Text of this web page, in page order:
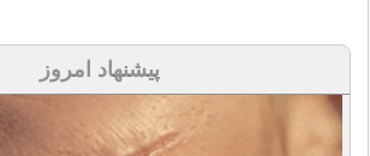
پیشنهاد امروز